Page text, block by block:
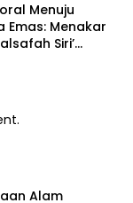
Menuju
Emas: Menakar
Siri’
Alam